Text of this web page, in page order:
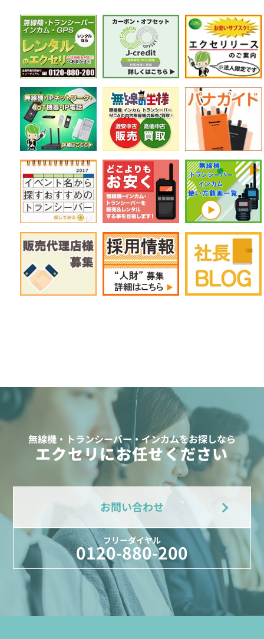
無線機・トランシーバー・インカムをお探しなら
エクセリにお任せください
お問い合わせ
フリーダイヤル
0120-880-200